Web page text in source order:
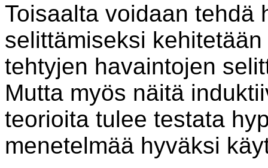
Toisaalta voidaan tehdä
selittämiseksi
tehtyjen havaintojen
Mutta myös näitä
teorioita tulee testata
menetelmää hyväksi